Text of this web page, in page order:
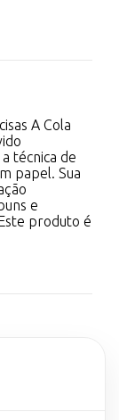
A Cola
técnica de
papel. Sua
e
produto é